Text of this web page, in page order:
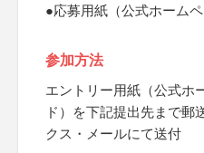
●応募用紙（公式ホーム
参加方法
エントリー用紙（公式ホ
ド）を下記提出先まで郵
クス・メールにて送付